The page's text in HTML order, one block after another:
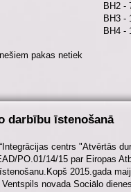
centrs "Atvērtās
PO.01/14/15 par Eiropas
2015.gada
novada Sociālo
pakas netiek
BH2 -
BH3 -
BH4 -
darbību īstenošanā